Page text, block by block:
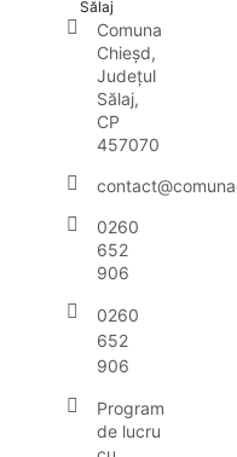
Sălaj
Comuna
Chieșd,
Județul
Sălaj,
CP
457070
0260
652
906
0260
652
906
Program
de lucru